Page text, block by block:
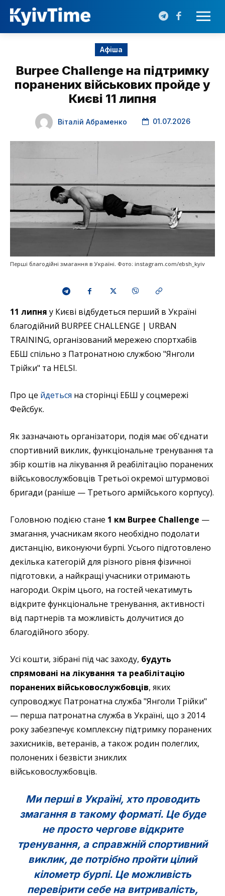
Афіша
Burpee Challenge на підтримку
поранених військових пройде у
Києві 11 липня
Віталій Абраменко 01.07.2026
Перші благодійні змагання в Україні. Фото: instagram.com/ebsh_kyiv
11 липня у Києві відбудеться перший в Україні
благодійний BURPEE CHALLENGE | URBAN
TRAINING, організований мережею спортхабів
ЕБШ спільно з Патронатною службою "Янголи
Трійки" та HELSI.
Про це йдеться на сторінці ЕБШ у соцмережі
Фейсбук.
Як зазначають організатори, подія має об'єднати
спортивний виклик, функціональне тренування та
збір коштів на лікування й реабілітацію поранених
військовослужбовців Третьої окремої штурмової
бригади (раніше — Третього армійського корпусу).
Головною подією стане 1 км Burpee Challenge —
змагання, учасникам якого необхідно подолати
дистанцію, виконуючи бурпі. Усього підготовлено
декілька категорій для різного рівня фізичної
підготовки, а найкращі учасники отримають
нагороди. Окрім цього, на гостей чекатимуть
відкрите функціональне тренування, активності
від партнерів та можливість долучитися до
благодійного збору.
Усі кошти, зібрані під час заходу, будуть
спрямовані на лікування та реабілітацію
поранених військовослужбовців, яких
супроводжує Патронатна служба "Янголи Трійки"
— перша патронатна служба в Україні, що з 2014
року забезпечує комплексну підтримку поранених
захисників, ветеранів, а також родин полеглих,
полонених і безвісти зниклих
військовослужбовців.
Ми перші в Україні, хто проводить
змагання в такому форматі. Це буде
не просто чергове відкрите
тренування, а справжній спортивний
виклик, де потрібно пройти цілий
кілометр бурпі. Це можливість
перевірити себе на витривалість,